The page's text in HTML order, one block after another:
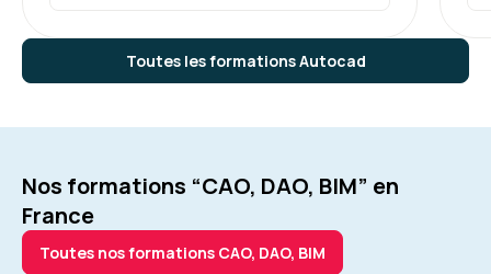
Toutes les formations Autocad
Nos formations “CAO, DAO, BIM” en
France
Toutes nos formations CAO, DAO, BIM